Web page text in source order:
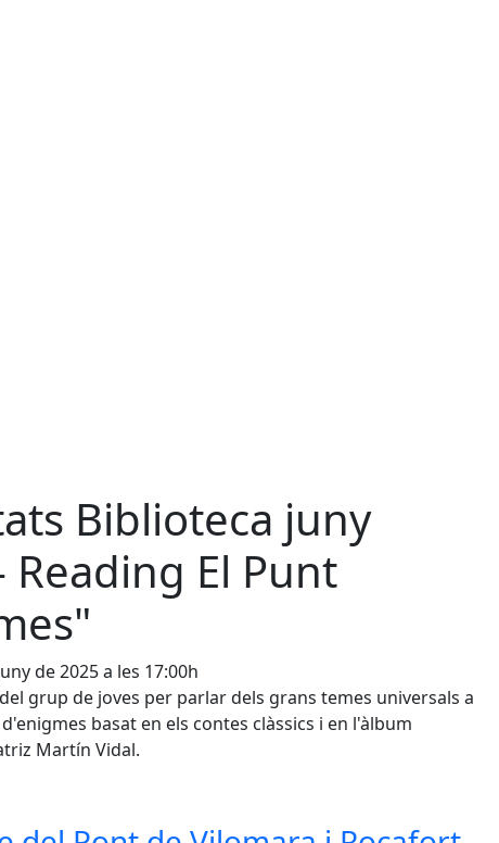
Biblioteca juny
Reading El Punt
de 2025 a les 17:00h
grup de joves per parlar dels grans temes universals a
basat en els contes clàssics i en l'àlbum
Martín Vidal.